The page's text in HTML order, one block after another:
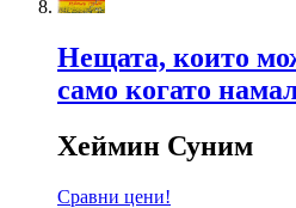
Нещата, които
само когато
Хеймин Суним
Сравни цени!